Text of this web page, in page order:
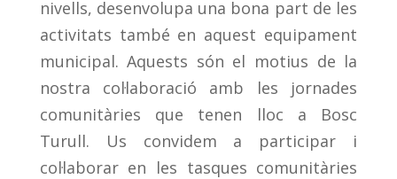
nivells, desenvolupa una bona part de les
activitats també en aquest equipament
municipal. Aquests són el motius de la
nostra col·laboració amb les jornades
comunitàries que tenen lloc a Bosc
Turull. Us convidem a participar i
col·laborar en les tasques comunitàries